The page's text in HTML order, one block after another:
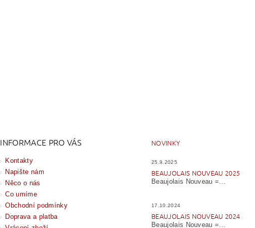
INFORMACE PRO VÁS
Kontakty
Napište nám
Něco o nás
Co umíme
Obchodní podmínky
Doprava a platba
NOVINKY
25.9.2025
BEAUJOLAIS NOUVEAU 2025
Beaujolais Nouveau =...
17.10.2024
BEAUJOLAIS NOUVEAU 2024
Beaujolais Nouveau =...